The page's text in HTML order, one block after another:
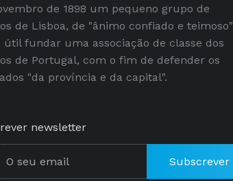
de 1898 um pequeno grupo de
de Lisboa, de "ânimo confiado e teimoso"
útil fundar uma associação de classe dos
de Portugal, com o fim de defender os
"da província e da capital".
newsletter
Subscrever